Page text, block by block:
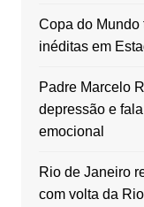
Copa do Mundo
inéditas em
Padre Marcelo
depressão e
emocional
Rio de Janeiro
com volta da